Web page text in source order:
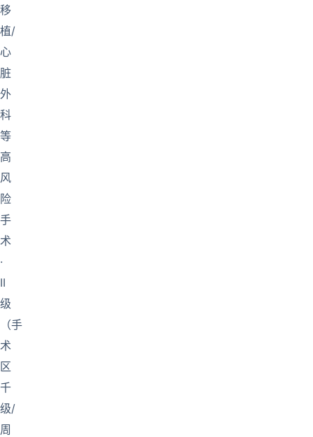
移
植/
心
脏
外
科
等
高
风
险
手
术
·
II
级
（手
术
区
千
级/
周